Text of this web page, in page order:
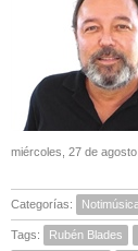
miércoles, 27 de
Categorías: Notimúsica
Tags: Rubén Blades